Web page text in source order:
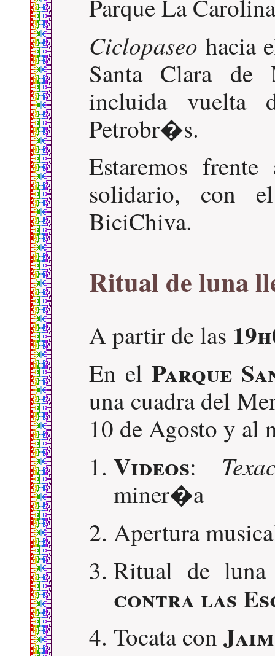
Parque La
Ciclopaseo hacia
Santa Clara
incluida vuelta
Petrobr�s.
Estaremos
solidario, con
BiciChiva.
Ritual de luna
A partir de las
En el Parque
una cuadra del
10 de Agosto y al
Videos:
miner�a
Apertura
Ritual de
contra las
Tocata con